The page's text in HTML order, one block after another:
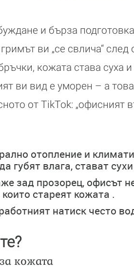
и бърза
ви „се свлича“
кожата става суха
ви вид е уморен – а
от TikTok: „офисният
отопление и
губят влага, стават
зад прозорец, офисът
стареят кожата .
натиск често
кожата